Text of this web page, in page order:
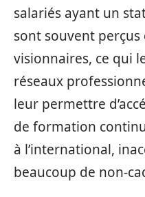
salariés ayant un
sont souvent
visionnaires, ce qui
réseaux
leur permettre
de formation
à l’international,
beaucoup de non-